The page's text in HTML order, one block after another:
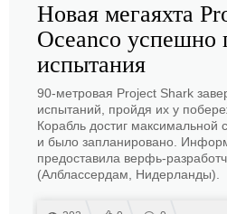
Новая мегаяхта
Oceanco успешно
испытания
90-метровая Project Shark
испытаний, пройдя их у
Корабль достиг максимальной
и было запланировано.
предоставила верфь-
(Алблассердам, Нидерланды).